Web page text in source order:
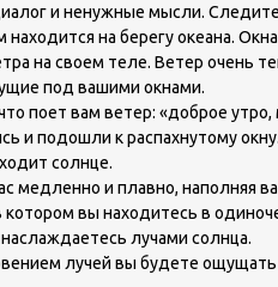
и ненужные мысли.
на берегу океана.
на своем теле. Ветер очень
под вашими окнами.
поет вам ветер: «доброе
и подошли к распахнутому окну.
солнце.
медленно и плавно, наполняя
вы находитесь в
лучами солнца.
лучей вы будете ощущать